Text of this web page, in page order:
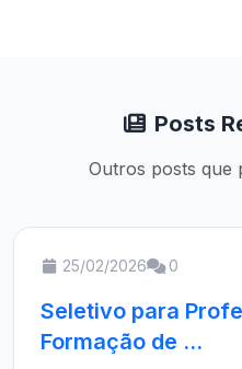
Posts
Outros posts que
25/02/2026 0
Seletivo para
Formação de ...